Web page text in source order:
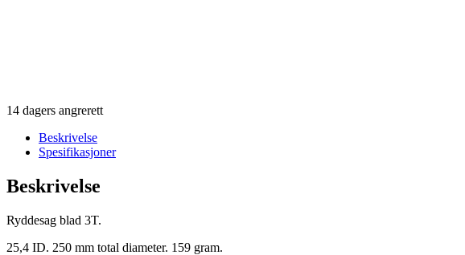
14 dagers angrerett
Beskrivelse
Spesifikasjoner
Beskrivelse
Ryddesag blad 3T.
25,4 ID. 250 mm total diameter. 159 gram.